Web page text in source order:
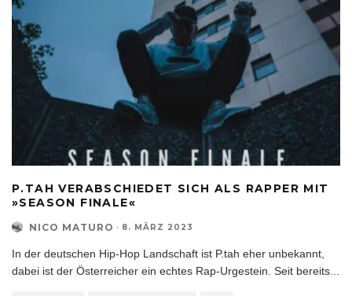
P.TAH VERABSCHIEDET SICH ALS RAPPER MIT
»SEASON FINALE«
NICO MATURO · 8. MÄRZ 2023
In der deutschen Hip-Hop Landschaft ist P.tah eher unbekannt,
dabei ist der Österreicher ein echtes Rap-Urgestein. Seit bereits